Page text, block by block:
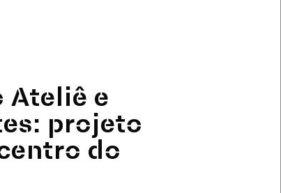
Ateliê e
projeto
do